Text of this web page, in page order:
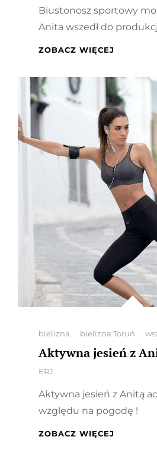
Biustonosz sportowy
Anita wszedł do
ZOBACZ WIĘCEJ
BY
ANITA
Categories
bielizna bielizna Toruń
Aktywna jesień z
By
ERJ
Aktywna jesień z Anitą
względu na pogodę !
ZOBACZ WIĘCEJ